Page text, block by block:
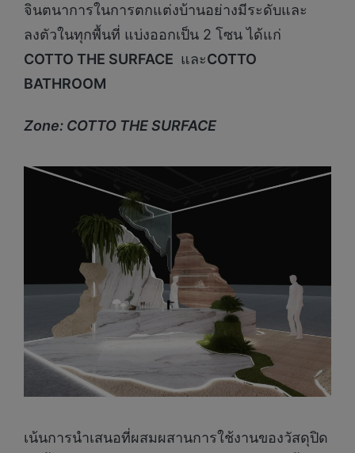
จินตนาการในการตกแต่งบ้านอย่างมีระดับและ
ลงตัวในทุกพื้นที่ แบ่งออกเป็น 2 โซน ได้แก่
COTTO THE SURFACE และCOTTO
BATHROOM
Zone: COTTO THE SURFACE
เน้นการนำเสนอที่ผสมผสานการใช้งานของวัสดุปิด